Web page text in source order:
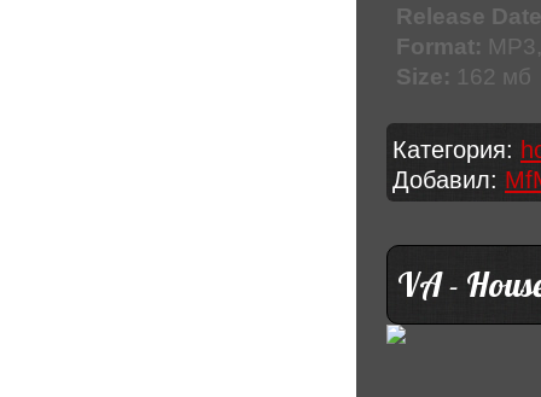
Release
Format:
Size: 162 мб
Категория:
Добавил:
VA -